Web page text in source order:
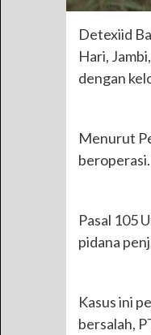
Detexiid
Hari,
dengan
Menurut
Pasal 105
pidana
Kasus ini
bersalah,